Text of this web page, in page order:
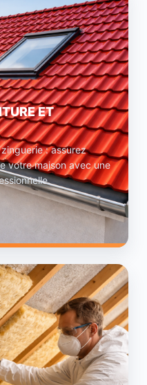
ET
: assurez
votre maison avec une